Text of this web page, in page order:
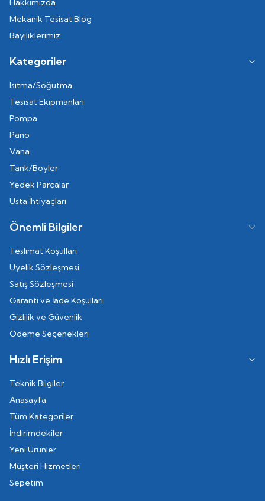
Hakkımızda
Mekanik Tesisat Blog
Bayiliklerimiz
Kategoriler
Isıtma/Soğutma
Tesisat Ekipmanları
Pompa
Pano
Vana
Tank/Boyler
Yedek Parçalar
Usta İhtiyaçları
Önemli Bilgiler
Teslimat Koşulları
Üyelik Sözleşmesi
Satış Sözleşmesi
Garanti ve İade Koşulları
Gizlilik ve Güvenlik
Ödeme Seçenekleri
Hızlı Erişim
Teknik Bilgiler
Anasayfa
Tüm Kategoriler
İndirimdekiler
Yeni Ürünler
Müşteri Hizmetleri
Sepetim